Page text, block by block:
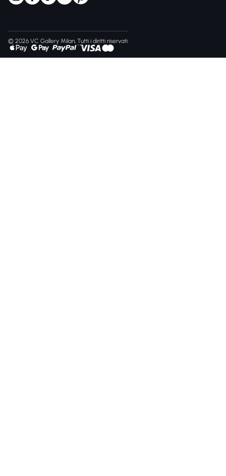
© 2026 VC Gallery Milan, Tutti i diritti riservati